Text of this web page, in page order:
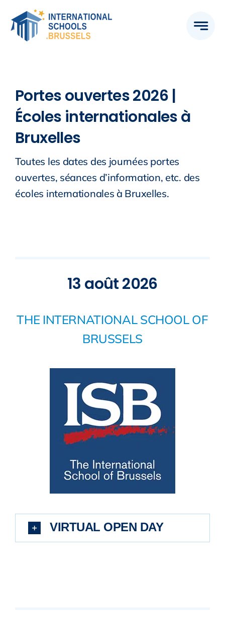
content
Portes ouvertes 2026 |
Écoles internationales à
Bruxelles
Toutes les dates des journées portes
ouvertes, séances d’information, etc. des
écoles internationales à Bruxelles.
13 août 2026
THE INTERNATIONAL SCHOOL OF
BRUSSELS
VIRTUAL OPEN DAY